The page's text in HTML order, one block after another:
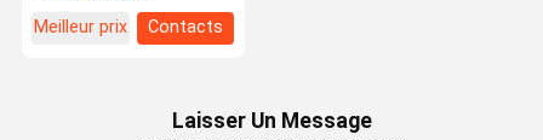
Meilleur prix
Contacts
Laisser Un Message